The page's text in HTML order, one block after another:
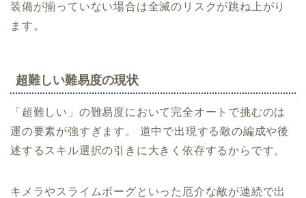
装備が揃っていない場合は全滅のリスクが跳ね上がり
ます。
超難しい難易度の現状
「超難しい」の難易度において完全オートで挑むのは
運の要素が強すぎます。 道中で出現する敵の編成や後
述するスキル選択の引きに大きく依存するからです。
キメラやスライムボーグといった厄介な敵が連続で出